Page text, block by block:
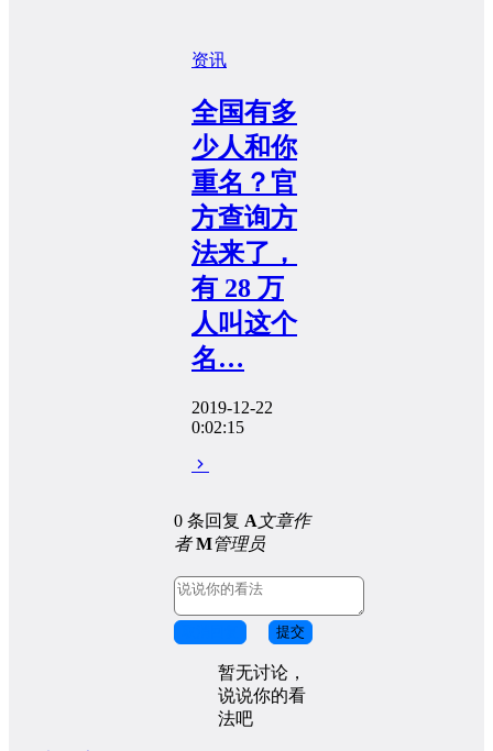
资讯
全国有多
少人和你
重名？官
方查询方
法来了，
有 28 万
人叫这个
名…
2019-12-22
0:02:15
0 条回复 A文章作
者 M管理员
提交
暂无讨论，
说说你的看
法吧